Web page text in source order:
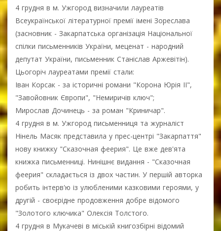
4 грудня в м. Ужгород визначили лауреатів
Всеукраїнської літературної премії імені Зореслава
(засновник - Закарпатська організація Національної
спілки письменників України, меценат - народний
депутат України, письменник Станіслав Аржевітін).
Цьогоріч лауреатами премії стали:
Іван Корсак - за історичні романи "Корона Юрія ІІ",
"Завойовник Європи", "Немиричів ключ";
Мирослав Дочинець - за роман "Криничар".
4 грудня в м. Ужгород письменниця та журналіст
Нінель Масяк представила у прес-центрі "Закарпаття"
нову книжку "Сказочная феерия". Це вже дев'ята
книжка письменниці. Нинішнє видання - "Сказочная
феерия" складається із двох частин. У першій авторка
робить інтерв'ю із улюбленими казковими героями, у
другій - своєрідне продовження добре відомого
"Золотого ключика" Олексія Толстого.
4 грудня в Мукачеві в міській книгозбірні відомий